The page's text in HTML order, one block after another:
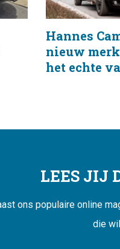
Hannes
nieuw
het echte
LEES JIJ
ons populaire online
die